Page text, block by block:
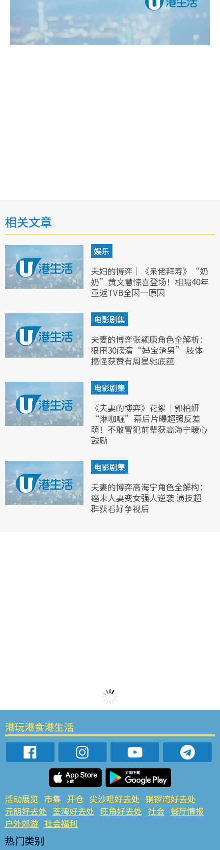
相关文章
娱乐
夫妇的博弈｜《呆佬拜寿》“奶
奶”黄文慧惊喜登场！相隔40年
重返TVB全因一原因
电影剧集
夫妻的博弈张颖康角色全解析：
狠甩30磅演“妈宝渣男” 肢体
搞怪获赞有周星驰底蕴
电影剧集
《夫妻的博弈》花絮｜郭柏妍
“淋咖喱”幕后片曝超强反差
萌！不敢冒犯前辈获高海宁暖心
鼓励
电影剧集
夫妻的博弈高海宁角色全解构：
癌末人妻变女强人逆袭 演技超
群获看好争视后
港玩港食港生活
活动展览 市集 开仓 尖沙咀好去处 铜锣湾好去处
元朗好去处 荃湾好去处 旺角好去处 社会 餐厅情报
户外郊游 社会福利
热门类别